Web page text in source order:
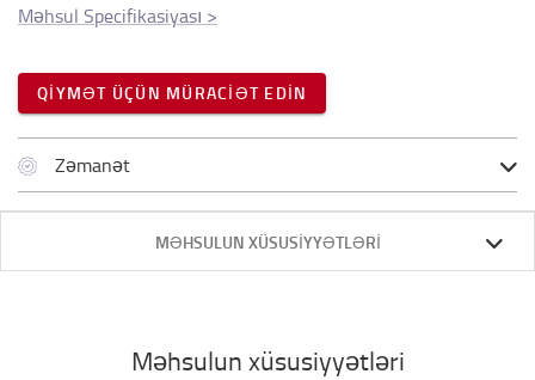
Məhsul Specifikasiyası >
QIYMƏT ÜÇÜN MÜRACIƏT EDIN
Zəmanət
MƏHSULUN XÜSUSIYYƏTLƏRI
Məhsulun xüsusiyyətləri